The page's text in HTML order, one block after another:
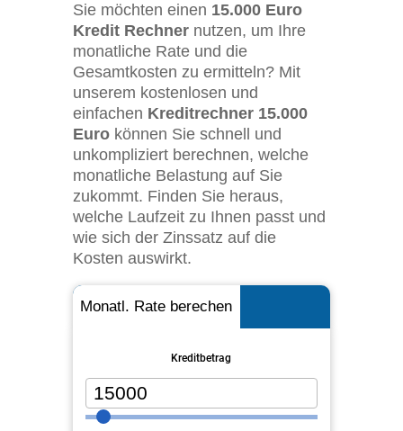
Sie möchten einen 15.000 Euro
Kredit Rechnernutzen, um Ihre
monatliche Rate und die
Gesamtkosten zu ermitteln? Mit
unserem kostenlosen und
einfachen Kreditrechner 15.000
Eurokönnen Sie schnell und
unkompliziert berechnen, welche
monatliche Belastung auf Sie
zukommt. Finden Sie heraus,
welche Laufzeit zu Ihnen passt und
wie sich der Zinssatz auf die
Kosten auswirkt.
Monatl. Rate berechen
Kreditbetrag